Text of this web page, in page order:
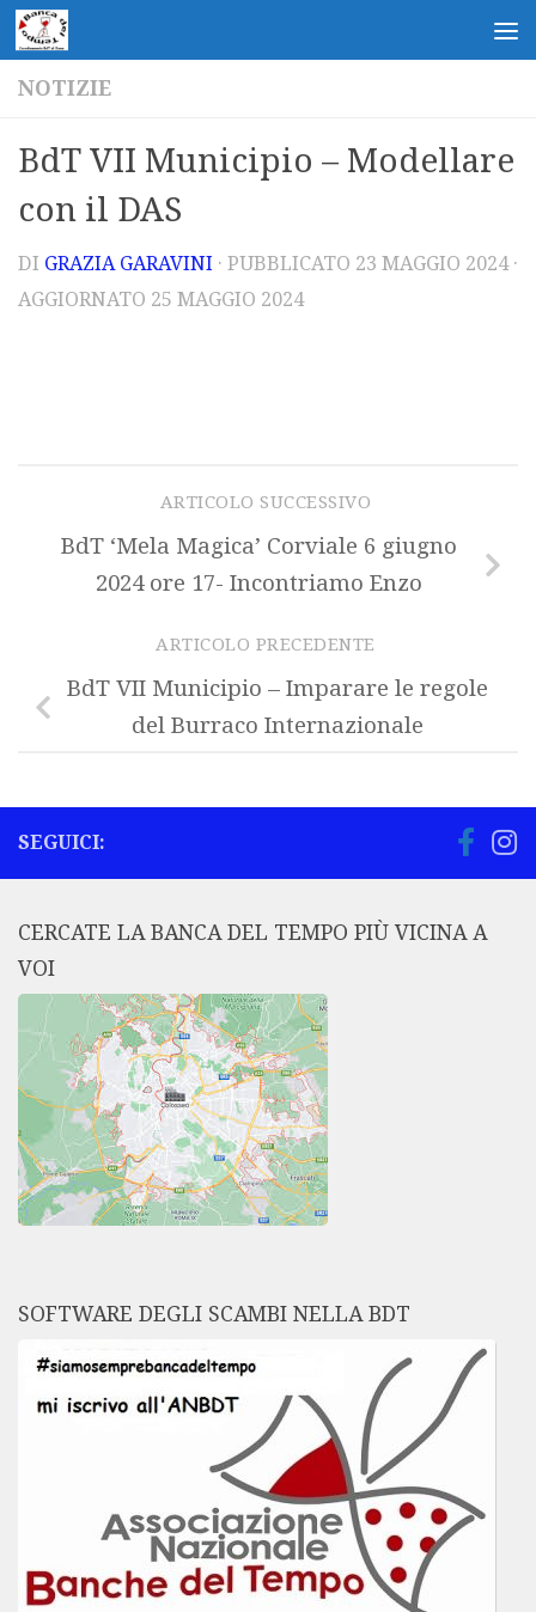
Salta al contenuto
NOTIZIE
BdT VII Municipio – Modellare
con il DAS
DI GRAZIA GARAVINI · PUBBLICATO 23 MAGGIO 2024·
AGGIORNATO 25 MAGGIO 2024
ARTICOLO SUCCESSIVO
BdT ‘Mela Magica’ Corviale 6 giugno
2024 ore 17- Incontriamo Enzo
ARTICOLO PRECEDENTE
BdT VII Municipio – Imparare le regole
del Burraco Internazionale
SEGUICI:
CERCATE LA BANCA DEL TEMPO PIÙ VICINA A
VOI
SOFTWARE DEGLI SCAMBI NELLA BDT